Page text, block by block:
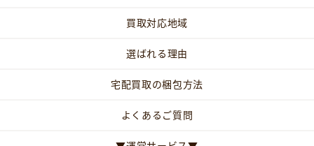
買取対応地域
選ばれる理由
宅配買取の梱包方法
よくあるご質問